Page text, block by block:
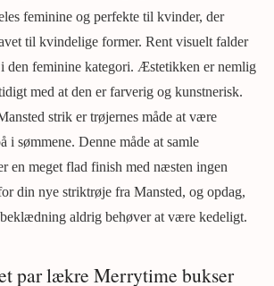
feminine og perfekte til kvinder, der
til kvindelige former. Rent visuelt falder
den feminine kategori. Æstetikken er nemlig
med at den er farverig og kunstnerisk.
strik er trøjernes måde at være
i sømmene. Denne måde at samle
en meget flad finish med næsten ingen
din nye striktrøje fra Mansted, og opdag,
aldrig behøver at være kedeligt.
par lækre Merrytime bukser